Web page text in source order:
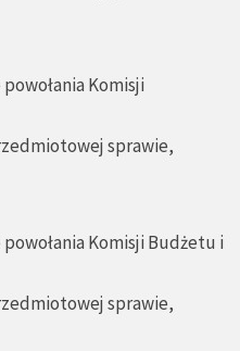
Komisji
sprawie,
Komisji Budżetu i
sprawie,